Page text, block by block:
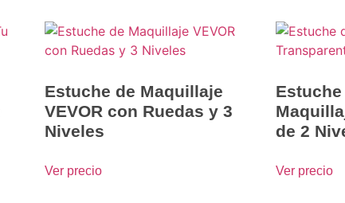
Estuche de Maquillaje
VEVOR con Ruedas y 3
Niveles
Ver precio
de 2
Ver precio